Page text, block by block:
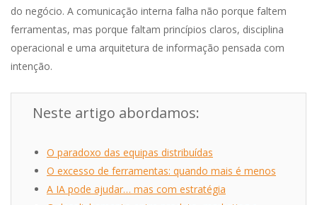
do negócio. A comunicação interna falha não porque faltem
ferramentas, mas porque faltam princípios claros, disciplina
operacional e uma arquitetura de informação pensada com
intenção.
Neste artigo abordamos:
O paradoxo das equipas distribuídas
O excesso de ferramentas: quando mais é menos
A IA pode ajudar… mas com estratégia